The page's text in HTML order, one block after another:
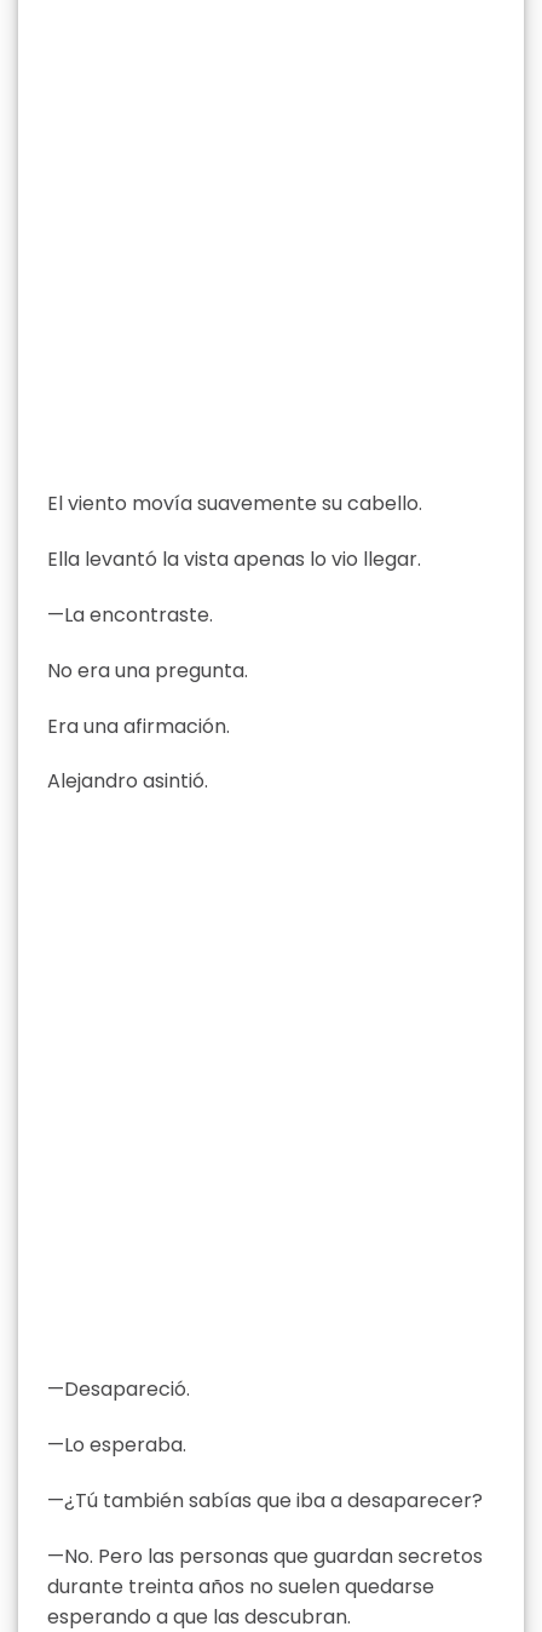
El viento movía suavemente su cabello.
Ella levantó la vista apenas lo vio llegar.
—La encontraste.
No era una pregunta.
Era una afirmación.
Alejandro asintió.
—Desapareció.
—Lo esperaba.
—¿Tú también sabías que iba a desaparecer?
—No. Pero las personas que guardan secretos
durante treinta años no suelen quedarse
esperando a que las descubran.